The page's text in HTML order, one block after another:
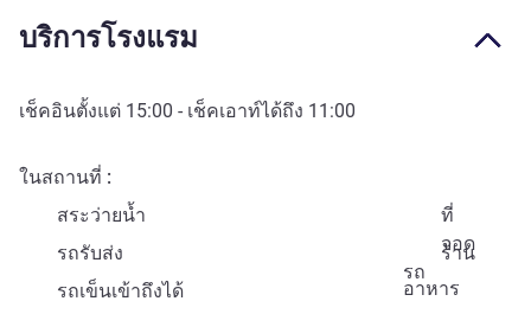
บริการโรงแรม
เช็คอินตั้งแต่ 15:00 - เช็คเอาท์ได้ถึง 11:00
ในสถานที่
สระว่ายน้ำ
ที่
จอด
รถ
รถรับส่ง
ร้าน
อาหาร
รถเข็นเข้าถึงได้